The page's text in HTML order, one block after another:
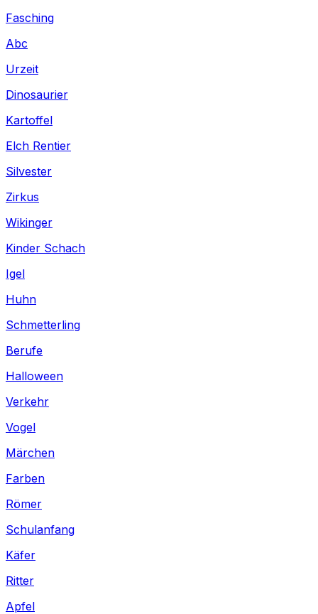
Fasching
Abc
Urzeit
Dinosaurier
Kartoffel
Elch Rentier
Silvester
Zirkus
Wikinger
Kinder Schach
Igel
Huhn
Schmetterling
Berufe
Halloween
Verkehr
Vogel
Märchen
Farben
Römer
Schulanfang
Käfer
Ritter
Apfel